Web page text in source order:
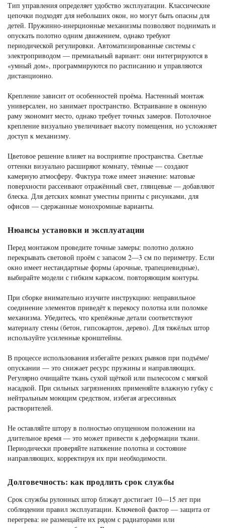
Тип управления определяет удобство эксплуатации. Классические
цепочки подходят для небольших окон, но могут быть опасны для
детей. Пружинно-инерционные механизмы позволяют поднимать и
опускать полотно одним движением, однако требуют
периодической регулировки. Автоматизированные системы с
электроприводом — премиальный вариант: они интегрируются в
«умный дом», программируются по расписанию и управляются
дистанционно.
Крепление зависит от особенностей проёма. Настенный монтаж
универсален, но занимает пространство. Встраивание в оконную
раму экономит место, однако требует точных замеров. Потолочное
крепление визуально увеличивает высоту помещения, но усложняет
доступ к механизму.
Цветовое решение влияет на восприятие пространства. Светлые
оттенки визуально расширяют комнату, тёмные — создают
камерную атмосферу. Фактура тоже имеет значение: матовые
поверхности рассеивают отражённый свет, глянцевые — добавляют
блеска. Для детских комнат уместны принты с рисунками, для
офисов — сдержанные монохромные варианты.
Нюансы установки и эксплуатации
Перед монтажом проведите точные замеры: полотно должно
перекрывать световой проём с запасом 2—3 см по периметру. Если
окно имеет нестандартные формы (арочные, трапециевидные),
выбирайте модели с гибким каркасом, повторяющим контуры.
При сборке внимательно изучите инструкцию: неправильное
соединение элементов приведёт к перекосу полотна или поломке
механизма. Убедитесь, что крепёжные детали соответствуют
материалу стены (бетон, гипсокартон, дерево). Для тяжёлых штор
используйте усиленные кронштейны.
В процессе использования избегайте резких рывков при подъёме/
опускании — это снижает ресурс пружины и направляющих.
Регулярно очищайте ткань сухой щёткой или пылесосом с мягкой
насадкой. При сильных загрязнениях применяйте влажную губку с
нейтральным моющим средством, избегая агрессивных
растворителей.
Не оставляйте штору в полностью опущенном положении на
длительное время — это может привести к деформации ткани.
Периодически проверяйте натяжение полотна и состояние
направляющих, корректируя их при необходимости.
Долговечность: как продлить срок службы
Срок службы рулонных штор блэкаут достигает 10—15 лет при
соблюдении правил эксплуатации. Ключевой фактор — защита от
перегрева: не размещайте их рядом с радиаторами или